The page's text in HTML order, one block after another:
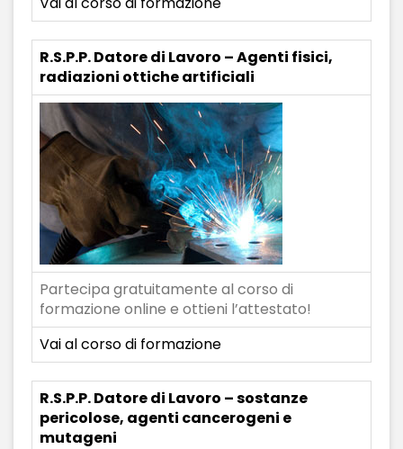
R.S.P.P. Datore di Lavoro – Agenti fisici,
radiazioni ottiche artificiali
Partecipa gratuitamente al corso di
formazione online e ottieni l’attestato!
Vai al corso di formazione
R.S.P.P. Datore di Lavoro – sostanze
pericolose, agenti cancerogeni e
mutageni